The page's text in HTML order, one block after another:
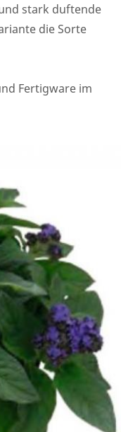
stark duftende
die Sorte
Fertigware im